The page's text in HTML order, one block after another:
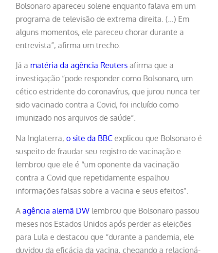
Bolsonaro apareceu solene enquanto falava em um
programa de televisão de extrema direita. (…) Em
alguns momentos, ele pareceu chorar durante a
entrevista”, afirma um trecho.
Já a matéria da agência Reuters afirma que a
investigação “pode responder como Bolsonaro, um
cético estridente do coronavírus, que jurou nunca ter
sido vacinado contra a Covid, foi incluído como
imunizado nos arquivos de saúde”.
Na Inglaterra,o site da BBC explicou que Bolsonaro é
suspeito de fraudar seu registro de vacinação e
lembrou que ele é “um oponente da vacinação
contra a Covid que repetidamente espalhou
informações falsas sobre a vacina e seus efeitos”.
Aagência alemã DW lembrou que Bolsonaro passou
meses nos Estados Unidos após perder as eleições
para Lula e destacou que “durante a pandemia, ele
duvidou da eficácia da vacina, chegando a relacioná-